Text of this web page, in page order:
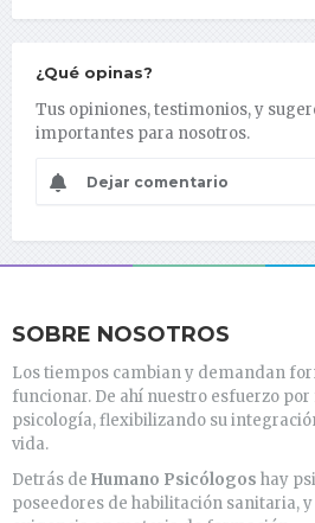
¿Qué opinas?
Tus opiniones, testimonios, y
importantes para nosotros.
Dejar comentario
SOBRE NOSOTROS
Los tiempos cambian y demandan
funcionar. De ahí nuestro esfuerzo
psicología, flexibilizando su
vida.
Detrás de Humano Psicólogos hay
poseedores de habilitación sanitaria,